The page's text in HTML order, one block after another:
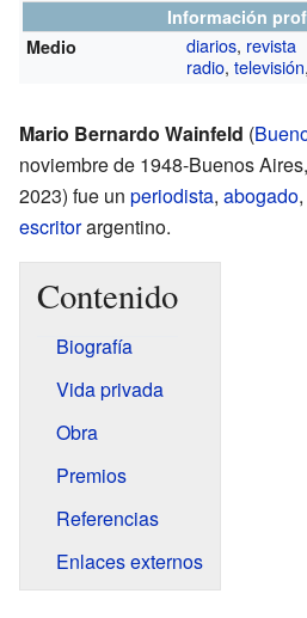
Información
Medio
diarios, revista
radio,televisión
Mario Bernardo Wainfeld (
noviembre de 1948-Buenos
2023) fue un periodista, abogado,
escritorargentino.
Contenido
Biografía
Vida privada
Obra
Premios
Referencias
Enlaces externos